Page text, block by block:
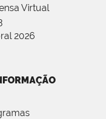
Virtual
2026